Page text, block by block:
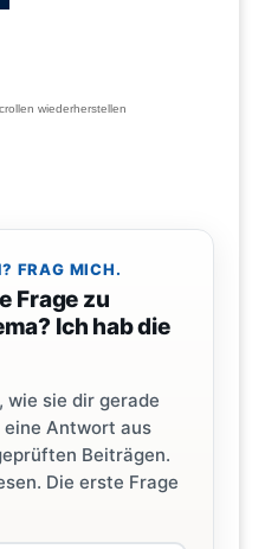
wiederherstellen
FRAG MICH.
Frage zu
Ich hab die
sie dir gerade
Antwort aus
Beiträgen.
Die erste Frage